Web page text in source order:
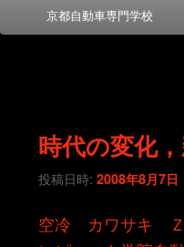
メ
イ
ン
ブ
テ
京都自動車専門学校
時代の変化
投稿日時:2008年8月7日
空冷 カワサキ Ｚ